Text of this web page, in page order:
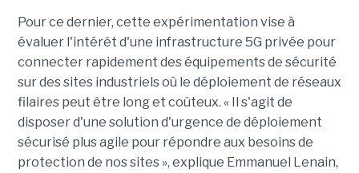
Pour ce dernier, cette expérimentation vise à
évaluer l'intérêt d'une infrastructure 5G privée pour
connecter rapidement des équipements de sécurité
sur des sites industriels où le déploiement de réseaux
filaires peut être long et coûteux. « Il s'agit de
disposer d'une solution d'urgence de déploiement
sécurisé plus agile pour répondre aux besoins de
protection de nos sites », explique Emmanuel Lenain,